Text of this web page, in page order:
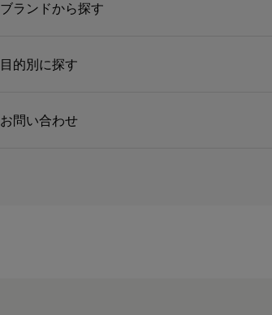
ブランドから探す
目的別に探す
お問い合わせ